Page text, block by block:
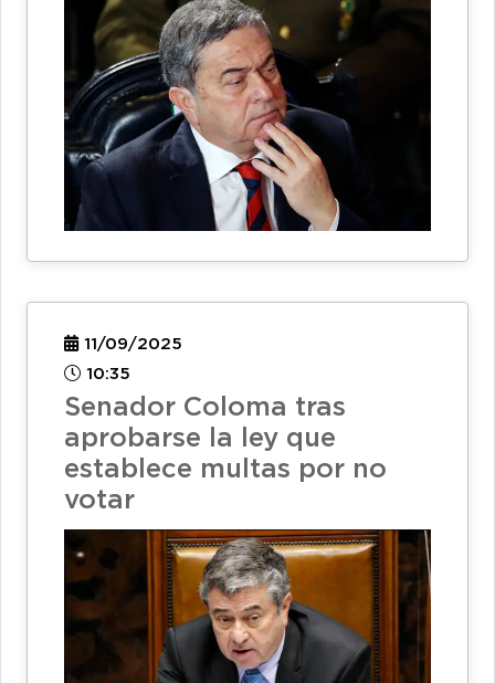
11/09/2025
10:35
Senador Coloma tras
aprobarse la ley que
establece multas por no
votar